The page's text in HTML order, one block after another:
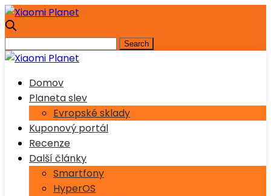
Domov
Planeta slev
Evropské sklady
Kuponový portál
Recenze
Další články
Smartfony
HyperOS